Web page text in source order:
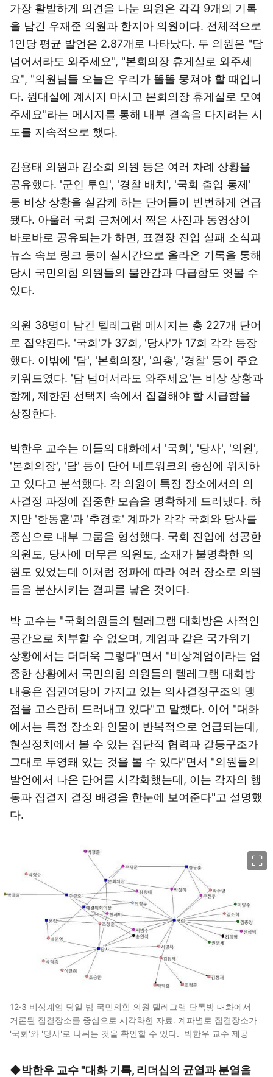
가장 활발하게 의견을 나눈 의원은 각각 9개의 기록
을 남긴 우재준 의원과 한지아 의원이다. 전체적으로
1인당 평균 발언은 2.87개로 나타났다. 두 의원은 "담
넘어서라도 와주세요", "본회의장 휴게실로 와주세
요", "의원님들 오늘은 우리가 똘똘 뭉쳐야 할 때입니
다. 원대실에 계시지 마시고 본회의장 휴게실로 모여
주세요"라는 메시지를 통해 내부 결속을 다지려는 시
도를 지속적으로 했다.
김용태 의원과 김소희 의원 등은 여러 차례 상황을
공유했다. '군인 투입', '경찰 배치', '국회 출입 통제'
등 비상 상황을 실감케 하는 단어들이 빈번하게 언급
됐다. 아울러 국회 근처에서 찍은 사진과 동영상이
바로바로 공유되는가 하면, 표결장 진입 실패 소식과
뉴스 속보 링크 등이 실시간으로 올라온 기록을 통해
당시 국민의힘 의원들의 불안감과 다급함도 엿볼 수
있다.
​의원 38명이 남긴 텔레그램 메시지는 총 227개 단어
로 집약된다. '국회'가 37회, '당사'가 17회 각각 등장
했다. 이밖에 '담', '본회의장', '의총', '경찰' 등이 주요
키워드였다. '담 넘어서라도 와주세요'는 비상 상황과
함께, 제한된 선택지 속에서 집결해야 할 시급함을
상징한다.
박한우 교수는 이들의 대화에서 '국회', '당사', '의원',
'본회의장', '담' 등이 단어 네트워크의 중심에 위치하
고 있다고 분석했다. 각 의원이 특정 장소에서의 의
사결정 과정에 집중한 모습을 명확하게 드러냈다. 하
지만 '한동훈'과 '추경호' 계파가 각각 국회와 당사를
중심으로 내부 그룹을 형성했다. 국회 진입에 성공한
의원도, 당사에 머무른 의원도, 소재가 불명확한 의
원도 있었는데 이처럼 정파에 따라 여러 장소로 의원
들을 분산시키는 결과를 낳은 것이다.
박 교수는 "국회의원들의 텔레그램 대화방은 사적인
공간으로 치부할 수 없으며, 계엄과 같은 국가위기
상황에서는 더더욱 그렇다"면서 "비상계엄이라는 엄
중한 상황에서 국민의힘 의원들의 텔레그램 대화방
내용은 집권여당이 가지고 있는 의사결정구조의 맹
점을 고스란히 드러내고 있다"고 말했다. 이어 "대화
에서는 특정 장소와 인물이 반복적으로 언급되는데,
현실정치에서 볼 수 있는 집단적 협력과 갈등구조가
그대로 투영돼 있는 것을 볼 수 있다"면서 "의원들의
발언에서 나온 단어를 시각화했는데, 이는 각자의 행
동과 집결지 결정 배경을 한눈에 보여준다"고 설명했
다.
12·3 비상계엄 당일 밤 국민의힘 의원 텔레그램 단톡방 대화에서
거론된 집결장소를 중심으로 시각화한 자료. 계파별로 집결장소가
'국회'와 '당사'로 나뉘는 것을 확인할 수 있다. 박한우 교수 제공
◆박한우 교수 "대화 기록, 리더십의 균열과 분열을